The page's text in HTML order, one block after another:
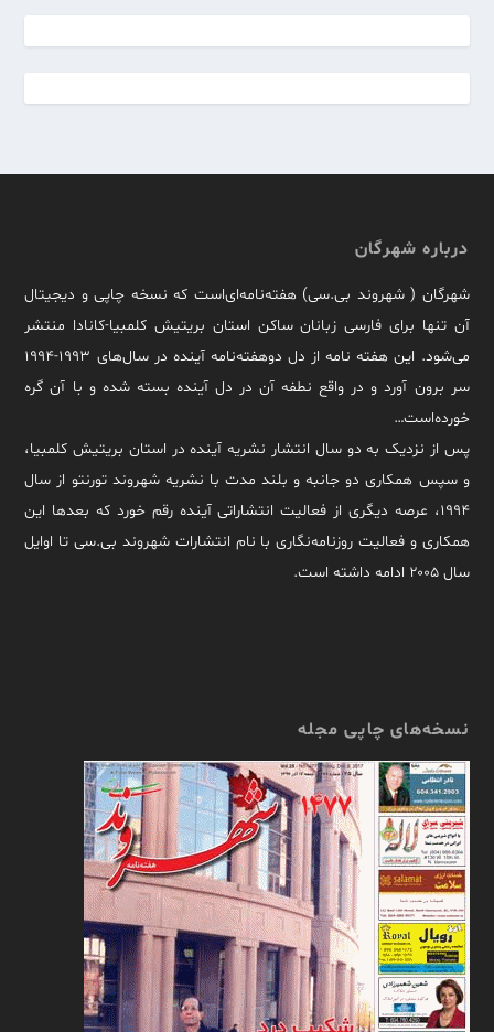
درباره شهرگان
شهرگان ( شهروند بی.سی) هفته‌نامه‌ای‌است که نسخه چاپی و دیجیتال
آن تنها برای فارسی زبانان ساکن استان بریتیش کلمبیا-کانادا منتشر
می‌شود. این هفته نامه از دل دوهفته‌نامه آینده در سال‌های ۱۹۹۳-۱۹۹۴
سر برون آورد و در واقع نطفه آن در دل آینده بسته شده و با آن گره
خورده‌است…
پس از نزدیک به دو سال انتشار نشریه آینده در استان بریتیش کلمبیا،
و سپس همکاری دو جانبه و بلند مدت با نشریه شهروند تورنتو از سال
۱۹۹۴، عرصه دیگری از فعالیت انتشاراتی آینده رقم خورد که بعدها این
همکاری و فعالیت روزنامه‌نگاری با نام انتشارات شهروند بی.سی تا اوایل
سال ۲۰۰۵ ادامه داشته است.
نسخه‌های چاپی مجله